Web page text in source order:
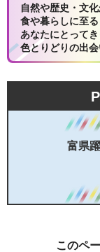
自然や歴史・文化
食や暮らしに至る
あなたにとってき
色とりどりの出会
富県
このペ